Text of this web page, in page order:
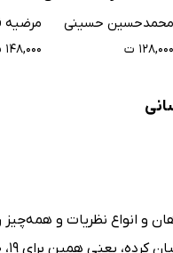
محمدحسین حسینی
۱۲۸,۰۰۰ ت
مرضیه
۱۴۸,۰۰۰ ت
و انواع نظریات و